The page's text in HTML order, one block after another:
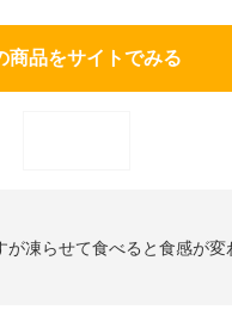
商品をサイトでみる
凍らせて食べると食感が